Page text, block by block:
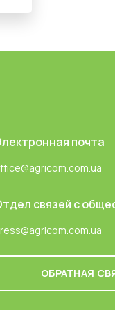
почта
связей с
ОБРАТНАЯ